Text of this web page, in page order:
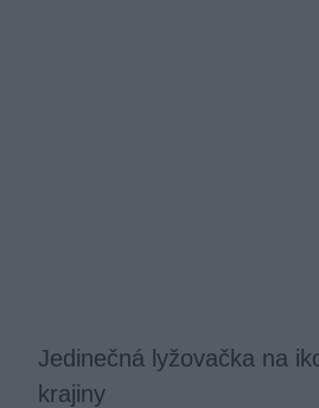
Jedinečná lyžovačka na
krajiny